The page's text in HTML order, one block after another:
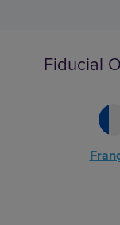
Fiducial